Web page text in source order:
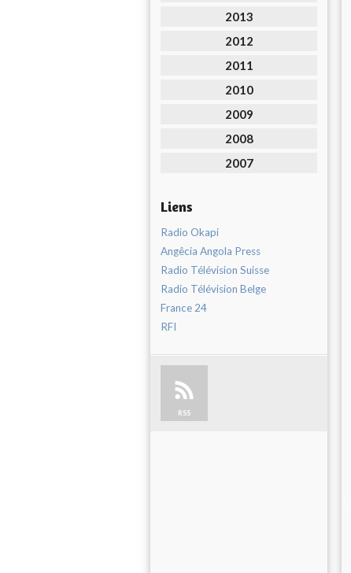
2013
2012
2011
2010
2009
2008
2007
Liens
Radio Okapi
Angêcia Angola Press
Radio Télévision Suisse
Radio Télévision Belge
France 24
RFI
RSS